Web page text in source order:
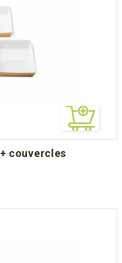
couvercles